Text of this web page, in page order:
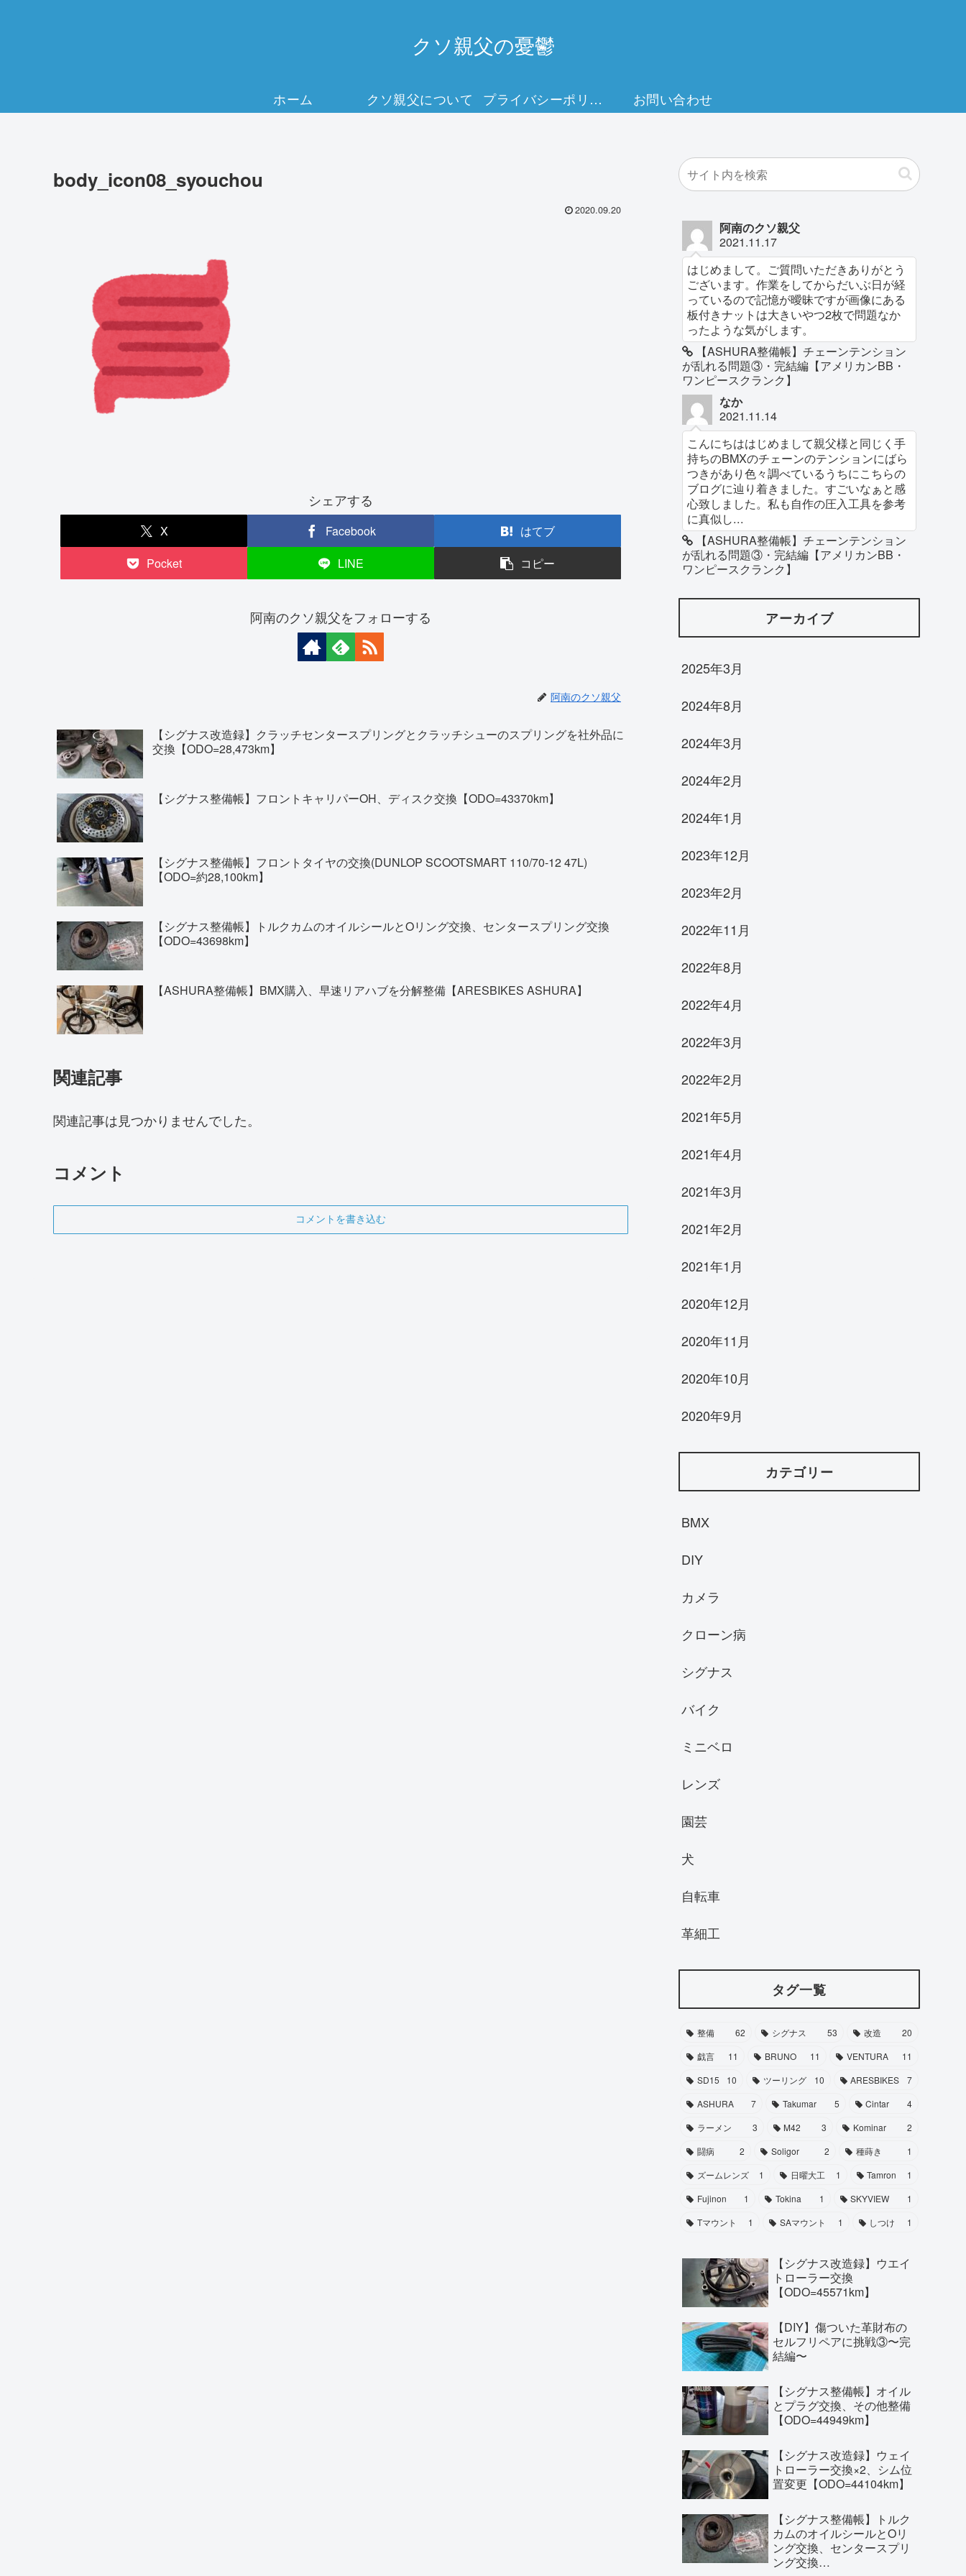
クソ親父の憂鬱
ホーム クソ親父について プライバシーポリシー お問い合わせ
body_icon08_syouchou
2020.09.20
シェアする
X Facebook
はてブ
Pocket
LINE コピー
阿南のクソ親父をフォローする
阿南のクソ親父
【シグナス改造録】クラッチセンタースプリングとクラッチシューのスプリングを社外品に
交換【ODO=28,473km】
【シグナス整備帳】フロントキャリパーOH、ディスク交換【ODO=43370km】
【シグナス整備帳】フロントタイヤの交換(DUNLOP SCOOTSMART 110/70-12 47L)
【ODO=約28,100km】
【シグナス整備帳】トルクカムのオイルシールとOリング交換、センタースプリング交換
【ODO=43698km】
【ASHURA整備帳】BMX購入、早速リアハブを分解整備【ARESBIKES ASHURA】
関連記事
関連記事は見つかりませんでした。
コメント
コメントを書き込む
阿南のクソ親父
2021.11.17
はじめまして。ご質問いただきありがとう
ございます。作業をしてからだいぶ日が経
っているので記憶が曖昧ですが画像にある
板付きナットは大きいやつ2枚で問題なか
ったような気がします。
【ASHURA整備帳】チェーンテンション
が乱れる問題③・完結編【アメリカンBB・
ワンピースクランク】
なか
2021.11.14
こんにちははじめまして親父様と同じく手
持ちのBMXのチェーンのテンションにばら
つきがあり色々調べているうちにこちらの
ブログに辿り着きました。すごいなぁと感
心致しました。私も自作の圧入工具を参考
に真似し...
【ASHURA整備帳】チェーンテンション
が乱れる問題③・完結編【アメリカンBB・
ワンピースクランク】
アーカイブ
2025年3月
2024年8月
2024年3月
2024年2月
2024年1月
2023年12月
2023年2月
2022年11月
2022年8月
2022年4月
2022年3月
2022年2月
2021年5月
2021年4月
2021年3月
2021年2月
2021年1月
2020年12月
2020年11月
2020年10月
2020年9月
カテゴリー
BMX
DIY
カメラ
クローン病
シグナス
バイク
ミニベロ
レンズ
園芸
犬
自転車
革細工
タグ一覧
整備 62 シグナス 53 改造
20
戯言
11 BRUNO 11 VENTURA
11
SD15
10 ツーリング 10 ARESBIKES
7
ASHURA
7 Takumar 5 Cintar
4
ラーメン
3 M42 3 Kominar
2
闘病
2 Soligor 2 種蒔き
1
ズームレンズ
1 日曜大工 1 Tamron
1
Fujinon
1 Tokina 1 SKYVIEW
1
Tマウント
1 SAマウント 1 しつけ 1
【シグナス改造録】ウエイ
トローラー交換
【ODO=45571km】
【DIY】傷ついた革財布の
セルフリペアに挑戦③〜完
結編〜
【シグナス整備帳】オイル
とプラグ交換、その他整備
【ODO=44949km】
【シグナス改造録】ウェイ
トローラー交換×2、シム位
置変更【ODO=44104km】
【シグナス整備帳】トルク
カムのオイルシールとOリ
ング交換、センタースプリ
ング交換